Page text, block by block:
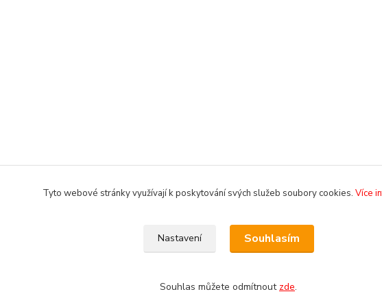
Tyto webové stránky využívají k poskytování svých služeb soubory cookies. Více
Nastavení Souhlasím
Souhlas můžete odmítnout zde.